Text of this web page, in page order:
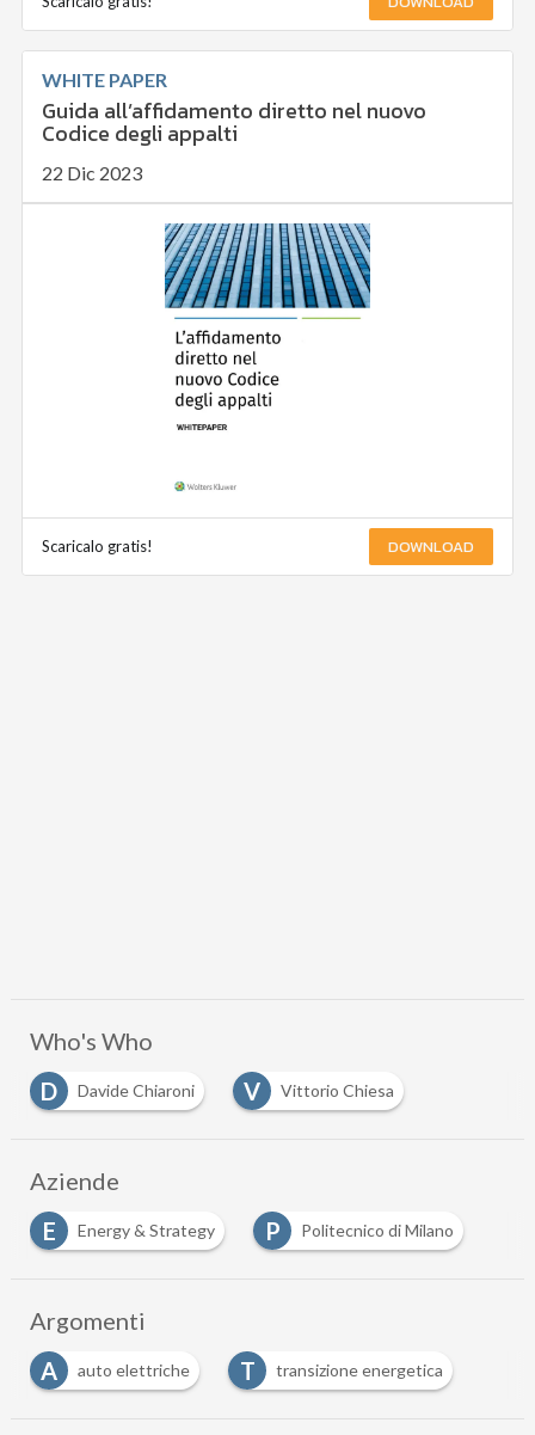
WHITE PAPER
Guida all’affidamento diretto nel nuovo
Codice degli appalti
22 Dic 2023
Scaricalo gratis! DOWNLOAD
Who's Who
D
Davide Chiaroni V Vittorio Chiesa
Aziende
E
Energy & Strategy P Politecnico di Milano
Argomenti
A
auto elettriche T transizione energetica